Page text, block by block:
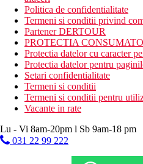
Politica de confidentialitate
Termeni si conditii privind
Partener DERTOUR
PROTECTIA
Protectia datelor cu caracter
Protectia datelor pentru
Setari confidentialitate
Termeni si conditii
Termeni si conditii pentru
Vacante in rate
Lu - Vi 8am-20pm l Sb 9am-18 pm
031 22 99 222